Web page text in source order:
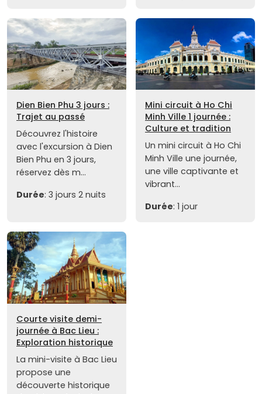
Dien Bien Phu 3 jours :
Trajet au passé
Découvrez l'histoire
avec l'excursion à Dien
Bien Phu en 3 jours,
réservez dès m...
Durée: 3 jours 2 nuits
Mini circuit à Ho Chi
Minh Ville 1 journée :
Culture et tradition
Un mini circuit à Ho Chi
Minh Ville une journée,
une ville captivante et
vibrant...
Durée: 1 jour
Courte visite demi-
journée à Bac Lieu :
Exploration historique
La mini-visite à Bac Lieu
propose une
découverte historique